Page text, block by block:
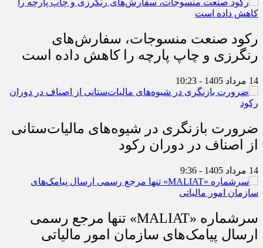
رکود صنعت منسوجات، سفارش‌های
رنگرزی و چاپ پارچه را کاهش داده است
14 مرداد 1405 - 10:23
ضرورت بازنگری در شیوه‌های مالیات‌ستانی
از اصناف در دوران رکود
14 مرداد 1405 - 9:36
سرشماره «MALIAT» تنها مرجع رسمی
ارسال پیامک‌های سازمان امور مالیاتی